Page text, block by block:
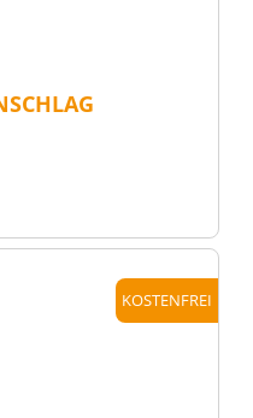
KOSTENFREI